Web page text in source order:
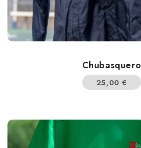
Chubasquero
25,00€